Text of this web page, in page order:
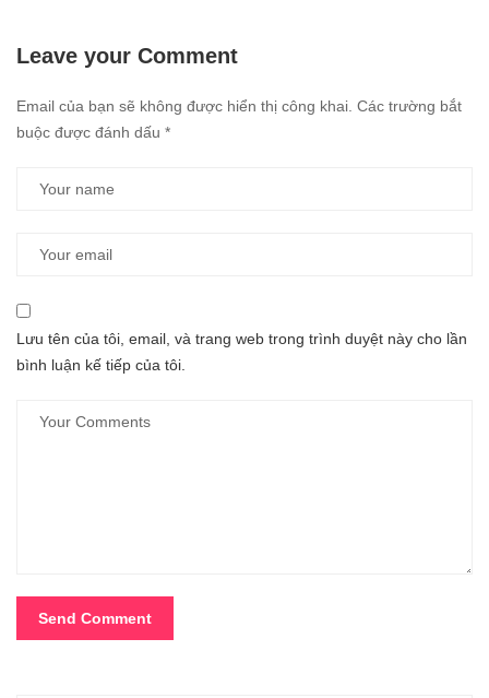
Leave your Comment
Email của bạn sẽ không được hiển thị công khai. Các trường bắt
buộc được đánh dấu *
Lưu tên của tôi, email, và trang web trong trình duyệt này cho lần
bình luận kế tiếp của tôi.